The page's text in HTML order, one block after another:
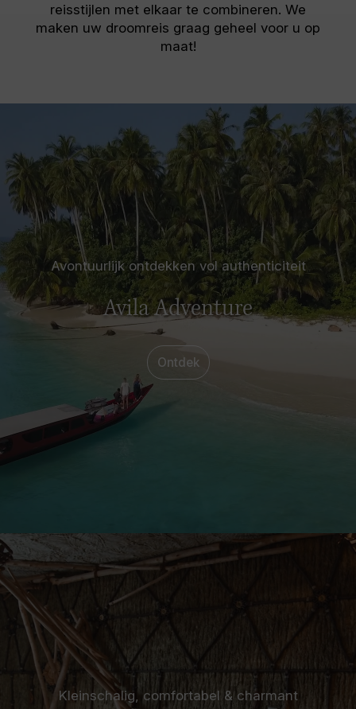
reisstijlen met elkaar te combineren. We
maken uw droomreis graag geheel voor u op
maat!
Avontuurlijk ontdekken vol authenticiteit
Avila Adventure
Ontdek
Kleinschalig, comfortabel & charmant